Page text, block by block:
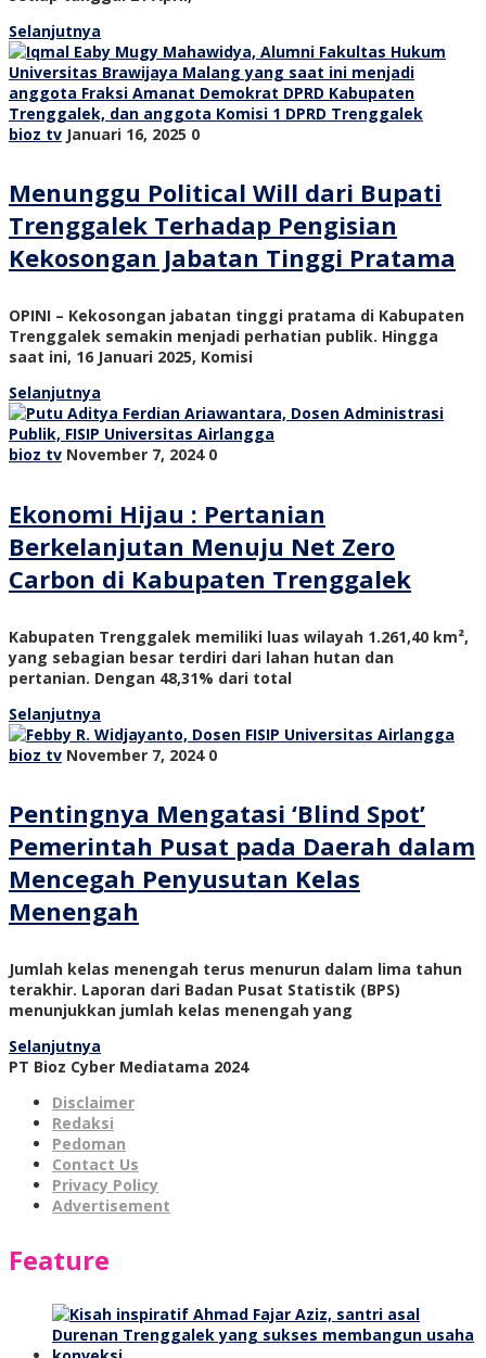
Selanjutnya
bioz tv Januari 16, 2025 0
Menunggu Political Will dari Bupati
Trenggalek Terhadap Pengisian
Kekosongan Jabatan Tinggi Pratama
OPINI – Kekosongan jabatan tinggi pratama di Kabupaten
Trenggalek semakin menjadi perhatian publik. Hingga
saat ini, 16 Januari 2025, Komisi
Selanjutnya
bioz tv November 7, 2024 0
Ekonomi Hijau : Pertanian
Berkelanjutan Menuju Net Zero
Carbon di Kabupaten Trenggalek
Kabupaten Trenggalek memiliki luas wilayah 1.261,40 km²,
yang sebagian besar terdiri dari lahan hutan dan
pertanian. Dengan 48,31% dari total
Selanjutnya
bioz tv November 7, 2024 0
Pentingnya Mengatasi ‘Blind Spot’
Pemerintah Pusat pada Daerah dalam
Mencegah Penyusutan Kelas
Menengah
Jumlah kelas menengah terus menurun dalam lima tahun
terakhir. Laporan dari Badan Pusat Statistik (BPS)
menunjukkan jumlah kelas menengah yang
Selanjutnya
PT Bioz Cyber Mediatama 2024
Disclaimer
Redaksi
Pedoman
Contact Us
Privacy Policy
Advertisement
Feature